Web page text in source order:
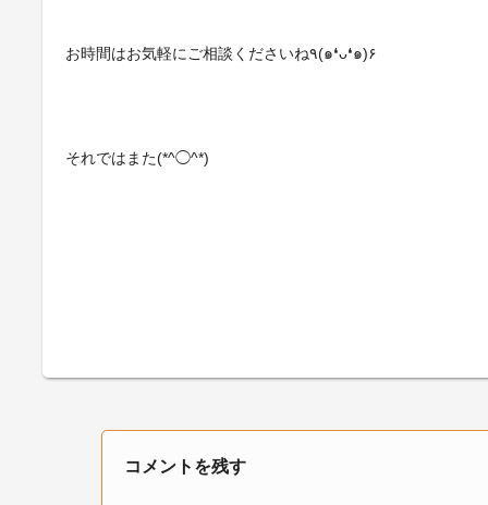
お時間はお気軽にご相談くださいね٩(๑❛ᴗ❛๑)۶
それではまた(*^◯^*)
コメントを残す